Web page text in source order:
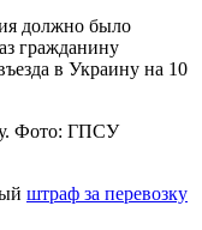
должно было
гражданину
в Украину на 10
Фото: ГПСУ
штраф за перевозку